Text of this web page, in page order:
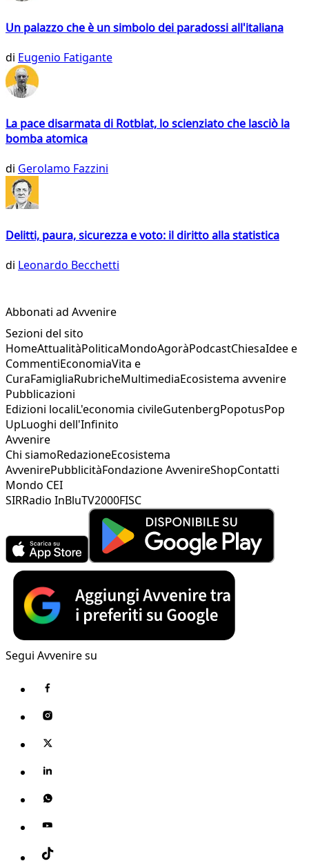
Un palazzo che è un simbolo dei paradossi all'italiana
di Eugenio Fatigante
La pace disarmata di Rotblat, lo scienziato che lasciò la
bomba atomica
di Gerolamo Fazzini
Delitti, paura, sicurezza e voto: il diritto alla statistica
di Leonardo Becchetti
Abbonati ad Avvenire
Sezioni del sito
HomeAttualitàPoliticaMondoAgoràPodcastChiesaIdee e
CommentiEconomiaVita e
CuraFamigliaRubricheMultimediaEcosistema avvenire
Pubblicazioni
Edizioni localiL'economia civileGutenbergPopotusPop
UpLuoghi dell'Infinito
Avvenire
Chi siamoRedazioneEcosistema
AvvenirePubblicitàFondazione AvvenireShopContatti
Mondo CEI
SIRRadio InBluTV2000FISC
Segui Avvenire su